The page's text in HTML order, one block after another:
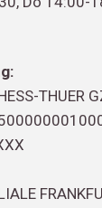
THUER